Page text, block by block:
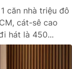
căn nhà triệu đô
cát-sê cao
hát là 450...